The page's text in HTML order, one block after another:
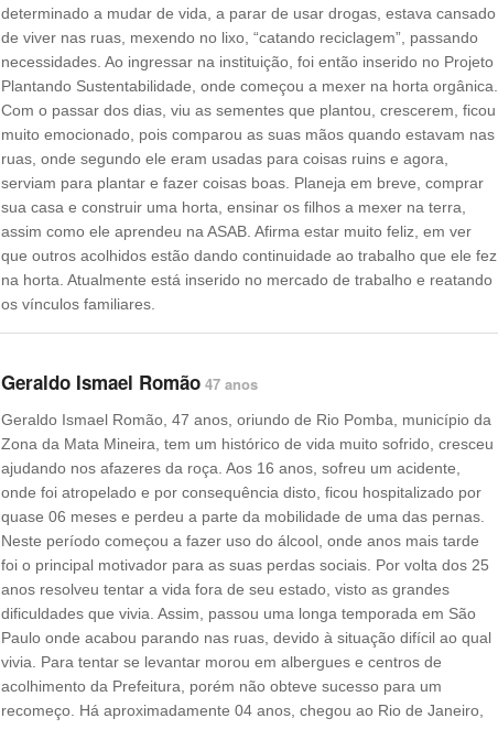
determinado a mudar de vida, a parar de usar drogas, estava cansado
de viver nas ruas, mexendo no lixo, “catando reciclagem”, passando
necessidades. Ao ingressar na instituição, foi então inserido no Projeto
Plantando Sustentabilidade, onde começou a mexer na horta orgânica.
Com o passar dos dias, viu as sementes que plantou, crescerem, ficou
muito emocionado, pois comparou as suas mãos quando estavam nas
ruas, onde segundo ele eram usadas para coisas ruins e agora,
serviam para plantar e fazer coisas boas. Planeja em breve, comprar
sua casa e construir uma horta, ensinar os filhos a mexer na terra,
assim como ele aprendeu na ASAB. Afirma estar muito feliz, em ver
que outros acolhidos estão dando continuidade ao trabalho que ele fez
na horta. Atualmente está inserido no mercado de trabalho e reatando
os vínculos familiares.
Geraldo Ismael Romão47 anos
Geraldo Ismael Romão, 47 anos, oriundo de Rio Pomba, município da
Zona da Mata Mineira, tem um histórico de vida muito sofrido, cresceu
ajudando nos afazeres da roça. Aos 16 anos, sofreu um acidente,
onde foi atropelado e por consequência disto, ficou hospitalizado por
quase 06 meses e perdeu a parte da mobilidade de uma das pernas.
Neste período começou a fazer uso do álcool, onde anos mais tarde
foi o principal motivador para as suas perdas sociais. Por volta dos 25
anos resolveu tentar a vida fora de seu estado, visto as grandes
dificuldades que vivia. Assim, passou uma longa temporada em São
Paulo onde acabou parando nas ruas, devido à situação difícil ao qual
vivia. Para tentar se levantar morou em albergues e centros de
acolhimento da Prefeitura, porém não obteve sucesso para um
recomeço. Há aproximadamente 04 anos, chegou ao Rio de Janeiro,